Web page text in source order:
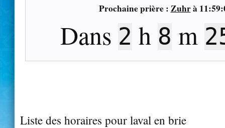
Prochaine prière : Zuhrà
Dans 2 h 8 m
Liste des horaires pour laval en brie